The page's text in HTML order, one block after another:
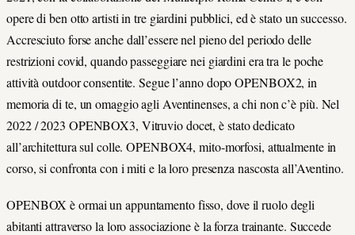
opere di ben otto artisti in tre giardini pubblici, ed è stato un successo.
Accresciuto forse anche dall’essere nel pieno del periodo delle
restrizioni covid, quando passeggiare nei giardini era tra le poche
attività outdoor consentite. Segue l’anno dopo OPENBOX2, in
memoria di te, un omaggio agli Aventinenses, a chi non c’è più. Nel
2022 / 2023 OPENBOX3, Vitruvio docet, è stato dedicato
all’architettura sul colle. OPENBOX4, mito-morfosi, attualmente in
corso, si confronta con i miti e la loro presenza nascosta all’Aventino.
OPENBOX è ormai un appuntamento fisso, dove il ruolo degli
abitanti attraverso la loro associazione è la forza trainante. Succede